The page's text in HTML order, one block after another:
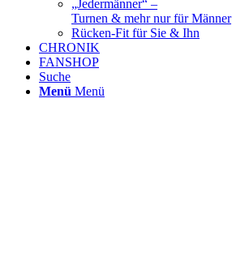
„Jedermänner“ –
Turnen & mehr nur für Männer
Rücken-Fit für Sie & Ihn
CHRONIK
FANSHOP
Suche
Menü Menü